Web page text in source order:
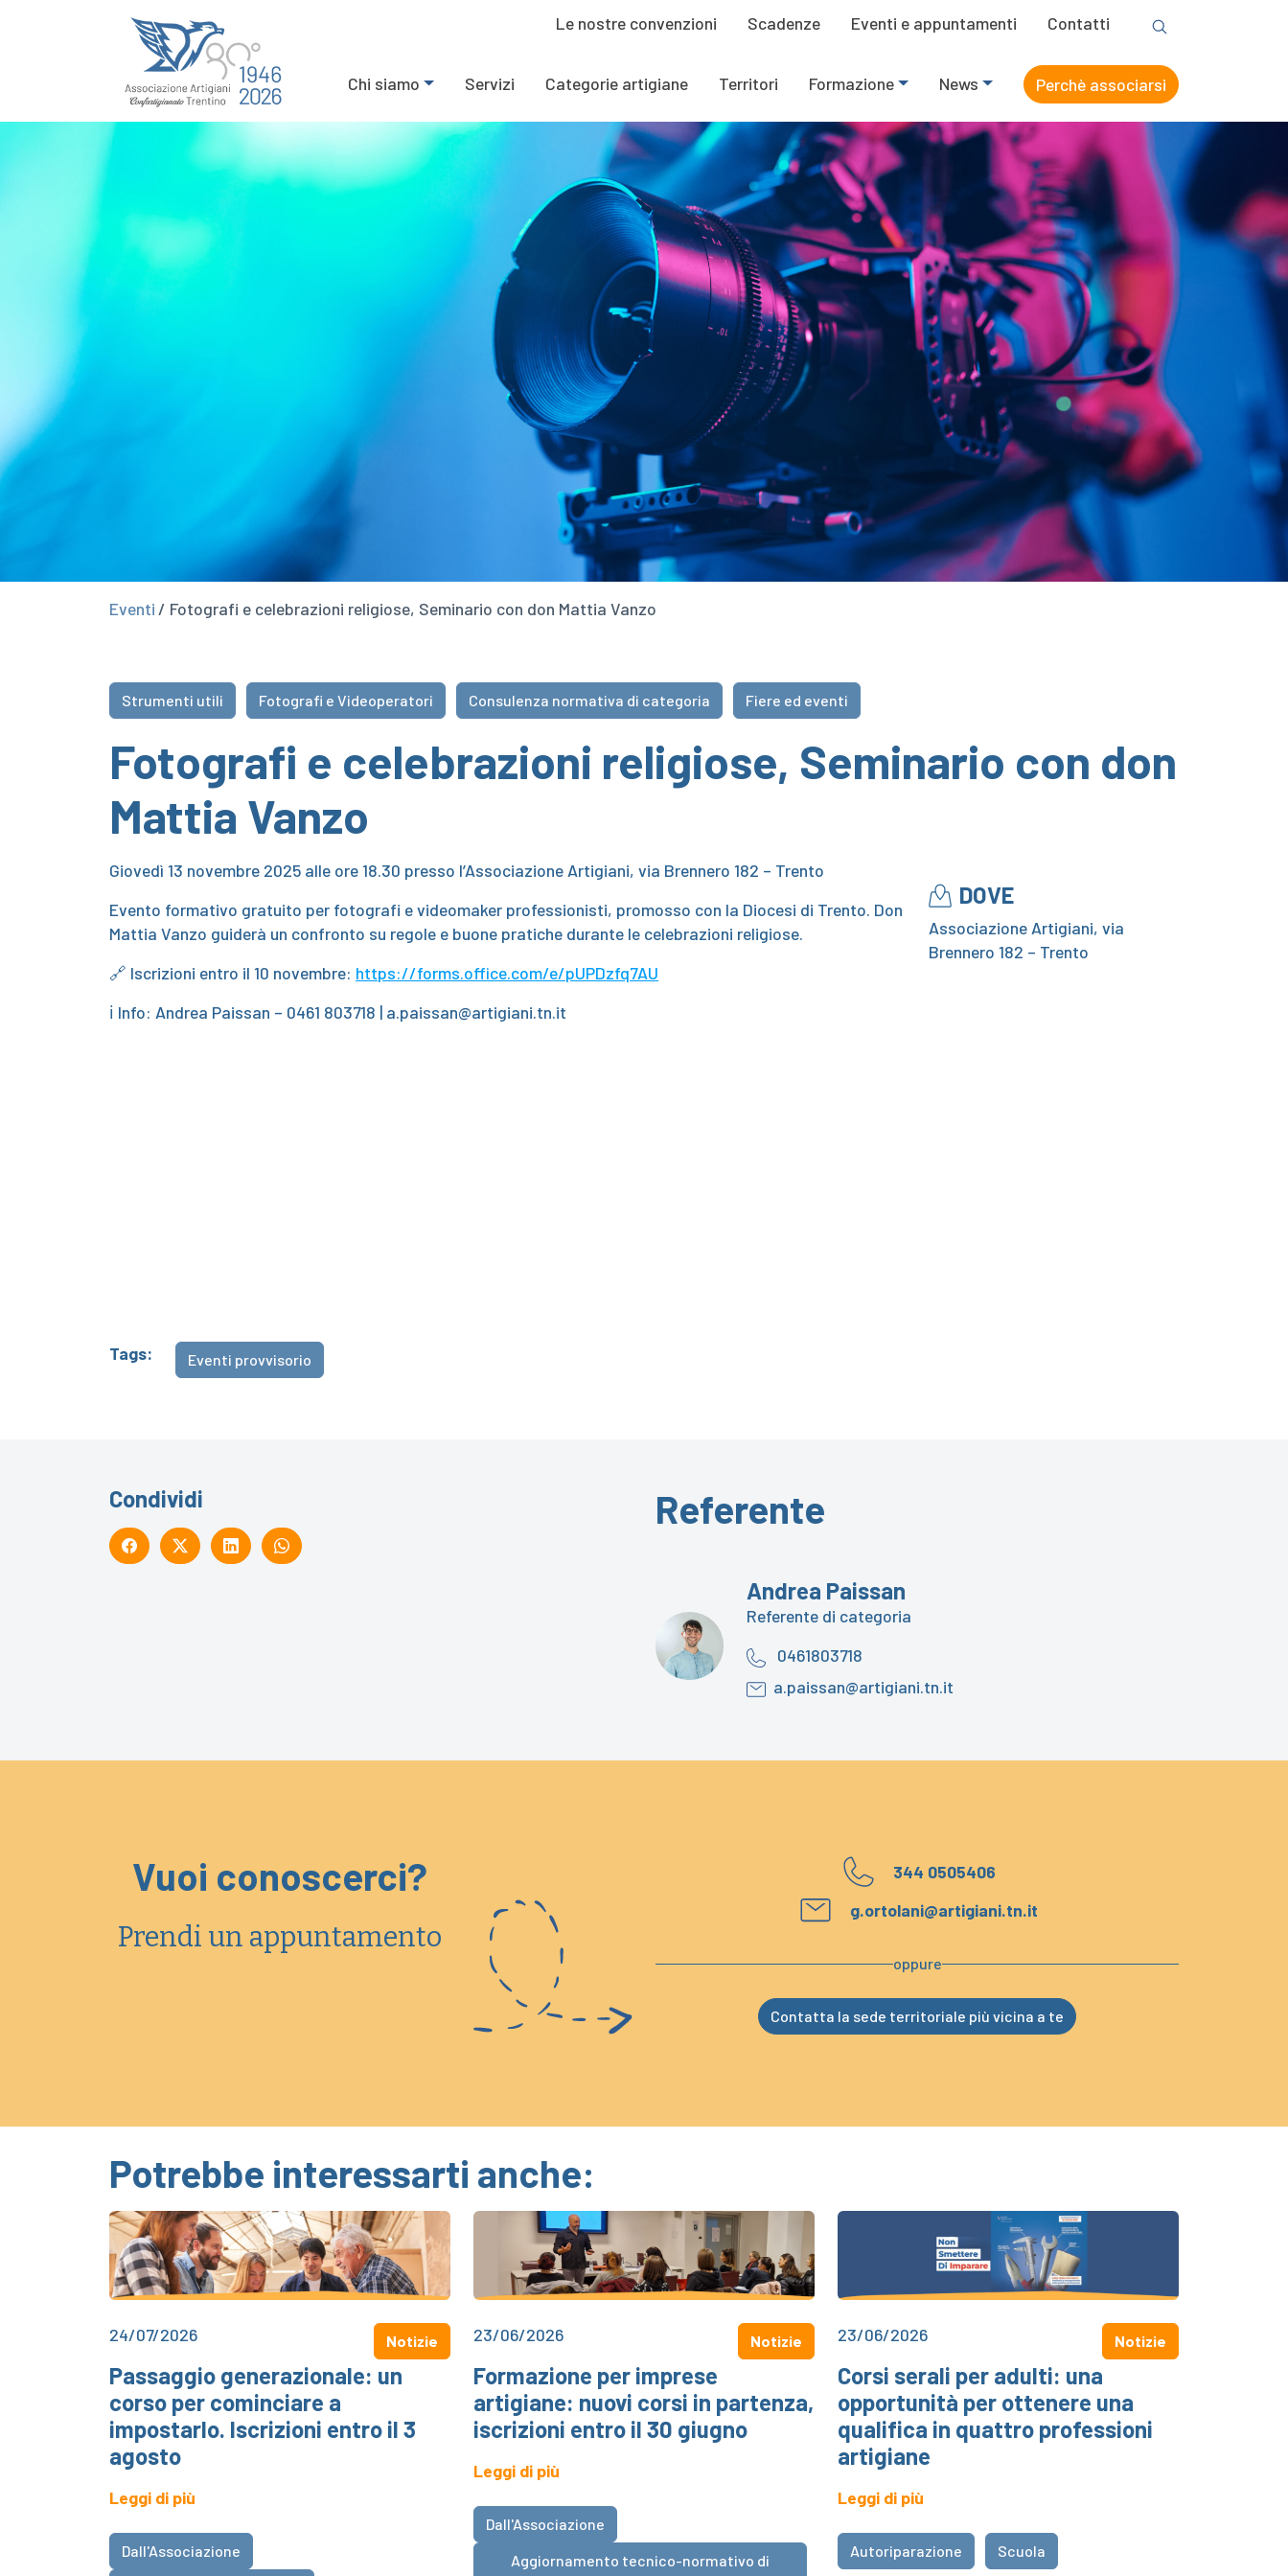
Le nostre convenzioni Scadenze Eventi e appuntamenti Contatti
Chi siamo Servizi Categorie artigiane Territori Formazione News Perchè associarsi
Eventi / Fotografi e celebrazioni religiose, Seminario con don Mattia Vanzo
Strumenti utili Fotografi e Videoperatori Consulenza normativa di categoria Fiere ed eventi
Fotografi e celebrazioni religiose, Seminario con don
Mattia Vanzo
Giovedì 13 novembre 2025 alle ore 18.30 presso l’Associazione Artigiani, via Brennero 182 – Trento
Evento formativo gratuito per fotografi e videomaker professionisti, promosso con la Diocesi di Trento. Don
Mattia Vanzo guiderà un confronto su regole e buone pratiche durante le celebrazioni religiose.
🔗 Iscrizioni entro il 10 novembre: https://forms.office.com/e/pUPDzfq7AU
ℹ️ Info: Andrea Paissan – 0461 803718 | a.paissan@artigiani.tn.it
DOVE
Associazione Artigiani, via
Brennero 182 – Trento
Tags: Eventi provvisorio
Condividi Referente
Andrea Paissan
Referente di categoria
0461803718
a.paissan@artigiani.tn.it
Vuoi conoscerci?
Prendi un appuntamento
344 0505406
g.ortolani@artigiani.tn.it
oppure
Contatta la sede territoriale più vicina a te
Potrebbe interessarti anche:
24/07/2026 Notizie
Passaggio generazionale: un
corso per cominciare a
impostarlo. Iscrizioni entro il 3
agosto
Leggi di più
Dall'Associazione
23/06/2026 Notizie
Formazione per imprese
artigiane: nuovi corsi in partenza,
iscrizioni entro il 30 giugno
Leggi di più
Dall'Associazione
Aggiornamento tecnico-normativo di
23/06/2026 Notizie
Corsi serali per adulti: una
opportunità per ottenere una
qualifica in quattro professioni
artigiane
Leggi di più
Autoriparazione Scuola